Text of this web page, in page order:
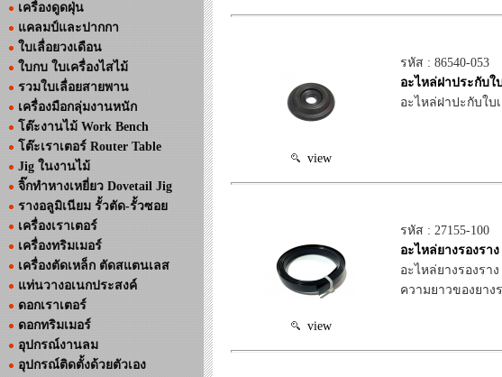
เครื่องดูดฝุ่น
แคลมป์และปากกา
ใบเลื่อยวงเดือน
ใบกบ ใบเครื่องไสไม้
รวมใบเลื่อยสายพาน
เครื่องมือกลุ่มงานหนัก
โต๊ะงานไม้ Work Bench
โต๊ะเราเตอร์ Router Table
Jig ในงานไม้
จิ๊กทำหางเหยี่ยว Dovetail Jig
รางอลูมิเนียม รั้วตัด-รั้วซอย
เครื่องเราเตอร์
เครื่องทริมเมอร์
เครื่องตัดเหล็ก ตัดสแตนเลส
แท่นวางอเนกประสงค์
ดอกเราเตอร์
ดอกทริมเมอร์
อุปกรณ์งานลม
อุปกรณ์ติดตั้งด้วยตัวเอง
view
รหัส : 86540-053
อะไหล่ฝาประกับใ
อะไหล่ฝาปะกับใบเ
view
รหัส : 27155-100
อะไหล่ยางรองรา
อะไหล่ยางรองราง
ความยาวของยาง